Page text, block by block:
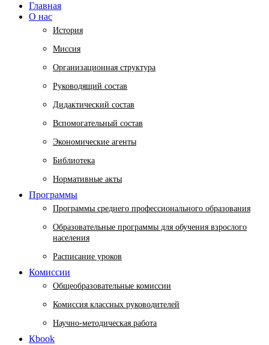
Главная
О нас
История
Миссия
Организационная структура
Руководящий состав
Дидактический состав
Вспомогательный состав
Экономические агенты
Библиотека
Нормативные акты
Программы
Программы среднего профессионального образования
Образовательные программы для обучения взрослого
населения
Расписание уроков
Комиссии
Общеобразовательные комиссии
Комиссия классных руководителей
Научно-методическая работа
Кbook